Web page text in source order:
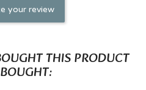
your review
THIS PRODUCT